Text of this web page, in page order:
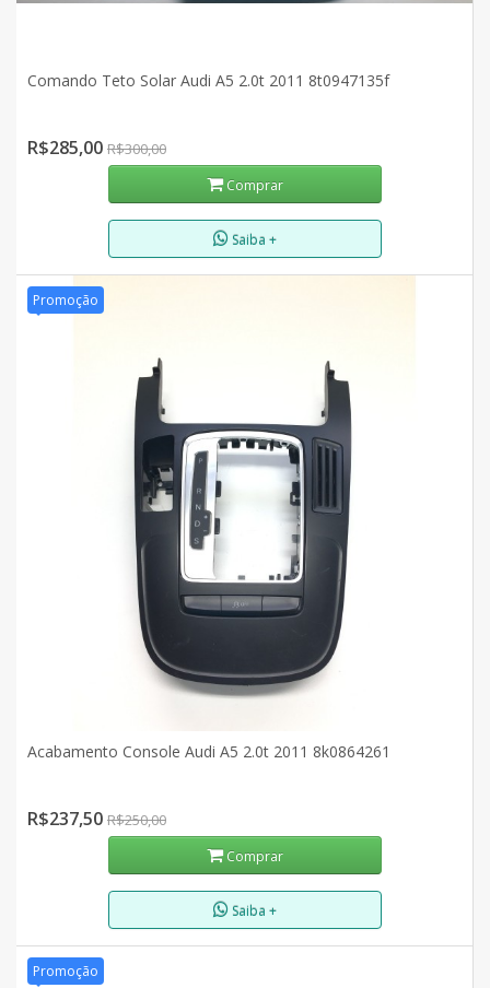
Comando Teto Solar Audi A5 2.0t 2011 8t0947135f
R$285,00 R$300,00
Comprar
Saiba +
Promoção
Acabamento Console Audi A5 2.0t 2011 8k0864261
R$237,50 R$250,00
Comprar
Saiba +
Promoção